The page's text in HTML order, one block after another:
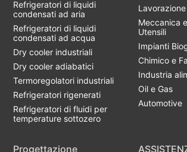
Refrigeratori di liquidi
condensati ad aria
Refrigeratori di liquidi
condensati ad acqua
Dry cooler industriali
Dry cooler adiabatici
Termoregolatori industriali
Refrigeratori rigenerati
Refrigeratori di fluidi per
temperature sottozero
Meccanica
Utensili
Impianti
Chimico e
Industria
Oil e Gas
Automotive
Progettazione